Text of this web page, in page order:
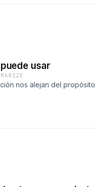
usar
nos alejan del propósito